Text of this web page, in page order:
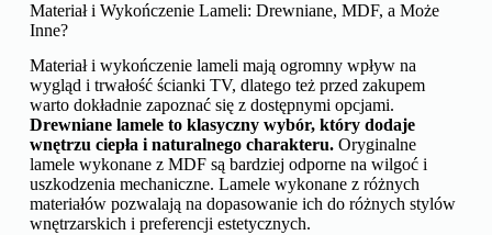
Materiał i Wykończenie Lameli: Drewniane, MDF, a Może
Inne?
Materiał i wykończenie lameli mają ogromny wpływ na
wygląd i trwałość ścianki TV, dlatego też przed zakupem
warto dokładnie zapoznać się z dostępnymi opcjami.
Drewniane lamele to klasyczny wybór, który dodaje
wnętrzu ciepła i naturalnego charakteru.Oryginalne
lamele wykonane z MDF są bardziej odporne na wilgoć i
uszkodzenia mechaniczne. Lamele wykonane z różnych
materiałów pozwalają na dopasowanie ich do różnych stylów
wnętrzarskich i preferencji estetycznych.